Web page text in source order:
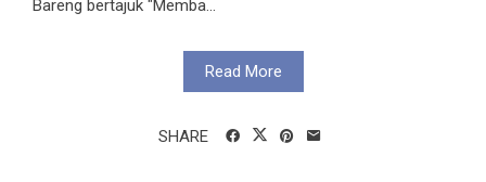
Bareng bertajuk "Memba...
Read More
SHARE